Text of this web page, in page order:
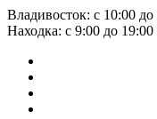
Владивосток: с 10:00 до
Находка: с 9:00 до 19:00